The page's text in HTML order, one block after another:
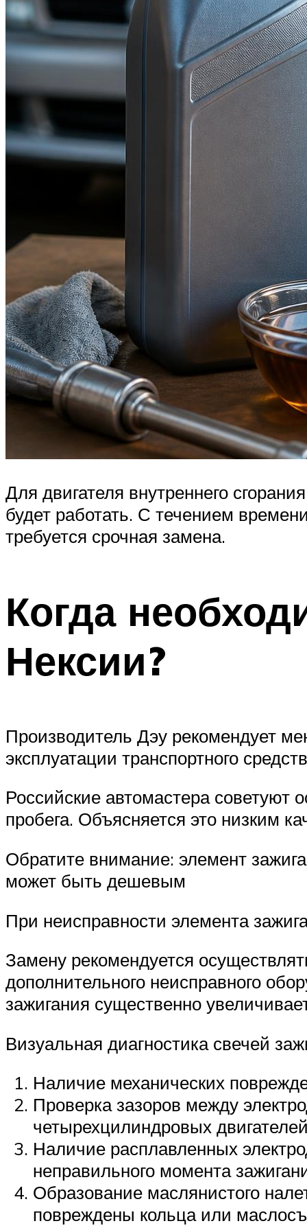
Для двигателя внутреннего
будет работать. С течением
требуется срочная замена.
Когда
Нексии?
Производитель Дэу рекомендует
эксплуатации транспортного
Российские автомастера советуют
пробега. Объясняется это низким
Обратите внимание: элемент
может быть дешевым
При неисправности элемента
Замену рекомендуется
дополнительного неисправного
зажигания существенно
Визуальная диагностика свечей
Наличие механических
Проверка зазоров между
четырехцилиндровых
Наличие расплавленных
неправильного момента
Образование маслянистого
повреждены кольца или